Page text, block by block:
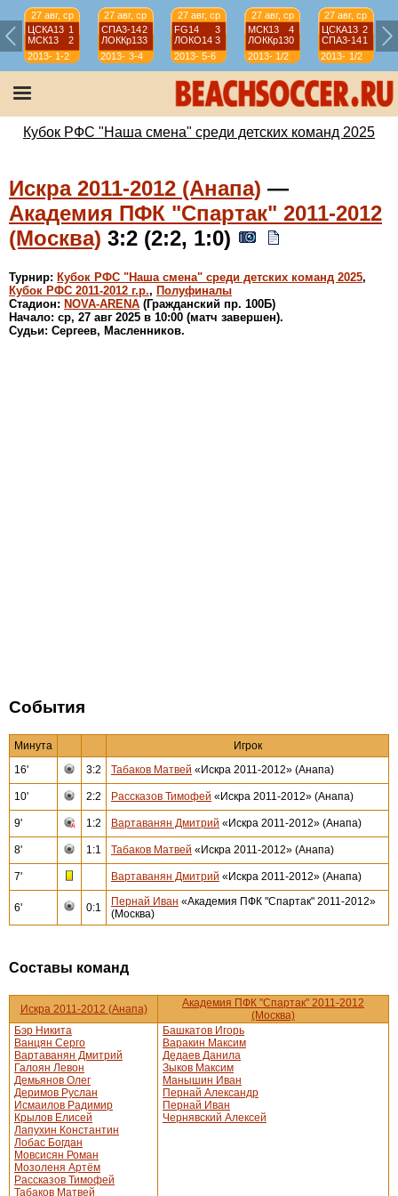
27 авг, ср
ЦСКА13 1
МСК13
2
2013-
2014
1-2
27 авг, ср
СПА3-142
ЛОККр133
2013-
2014
3-4
27 авг, ср
FG14
3
ЛОКО14 3
2013-
2014
5-6
27 авг, ср
МСК13
4
ЛОККр130
2013-
2014
1/2
27 авг, ср
ЦСКА13 2
СПА3-141
2013-
2014
1/2
Кубок РФС "Наша смена" среди детских команд 2025
Искра 2011-2012 (Анапа) —
Академия ПФК "Спартак" 2011-2012
(Москва) 3:2 (2:2, 1:0)
Турнир: Кубок РФС "Наша смена" среди детских команд 2025,
Кубок РФС 2011-2012 г.р., Полуфиналы
Стадион: NOVA-ARENA (Гражданский пр. 100Б)
Начало: ср, 27 авг 2025 в 10:00 (матч завершен).
Судьи: Сергеев, Масленников.
События
Минута
Игрок
16'
3:2 Табаков Матвей «Искра 2011-2012» (Анапа)
10' 2:2 Рассказов Тимофей «Искра 2011-2012» (Анапа)
9' 1:2 Вартаванян Дмитрий «Искра 2011-2012» (Анапа)
8' 1:1 Табаков Матвей «Искра 2011-2012» (Анапа)
7' Вартаванян Дмитрий «Искра 2011-2012» (Анапа)
6' 0:1 Пернай Иван «Академия ПФК "Спартак" 2011-2012»
(Москва)
Составы команд
Искра 2011-2012 (Анапа)
Академия ПФК "Спартак" 2011-2012
(Москва)
Бэр Никита
Ванцян Серго
Вартаванян Дмитрий
Галоян Левон
Демьянов Олег
Деримов Руслан
Исмаилов Радимир
Крылов Елисей
Лапухин Константин
Лобас Богдан
Мовсисян Роман
Мозоленя Артём
Рассказов Тимофей
Табаков Матвей
Башкатов Игорь
Варакин Максим
Дедаев Данила
Зыков Максим
Манышин Иван
Пернай Александр
Пернай Иван
Чернявский Алексей